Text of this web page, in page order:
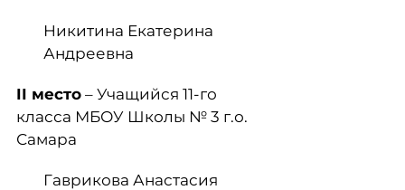
Никитина Екатерина
Андреевна
II место – Учащийся 11-го
класса МБОУ Школы № 3 г.о.
Самара
Гаврикова Анастасия